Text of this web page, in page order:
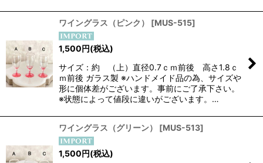
ワイングラス（ピンク） [MUS-515]
1,500円(税込)
サイズ：約 （上）直径0.7ｃｍ前後 高さ1.8ｃ
ｍ前後 ガラス製 ※ハンドメイド品の為、サイズや
形に個体差がございます。事前にご了承下さい。
※状態によって値段に違いがございます。…
ワイングラス（グリーン） [MUS-513]
1,500円(税込)